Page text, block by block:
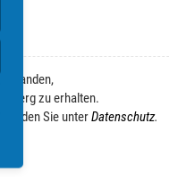
zu erhalten.
finden Sie unterDatenschutz.